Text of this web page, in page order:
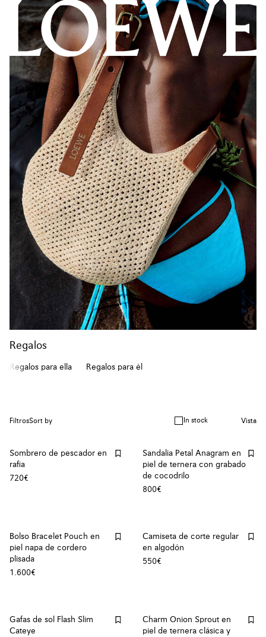
Regalos
Regalos para ella Regalos para él
FiltrosSort by In stock Vista
Sombrero de pescador en
rafia
720€
Sandalia Petal Anagram en
piel de ternera con grabado
de cocodrilo
800€
Bolso Bracelet Pouch en
piel napa de cordero
plisada
1.600€
Camiseta de corte regular
en algodón
550€
Gafas de sol Flash Slim
Cateye
Charm Onion Sprout en
piel de ternera clásica y